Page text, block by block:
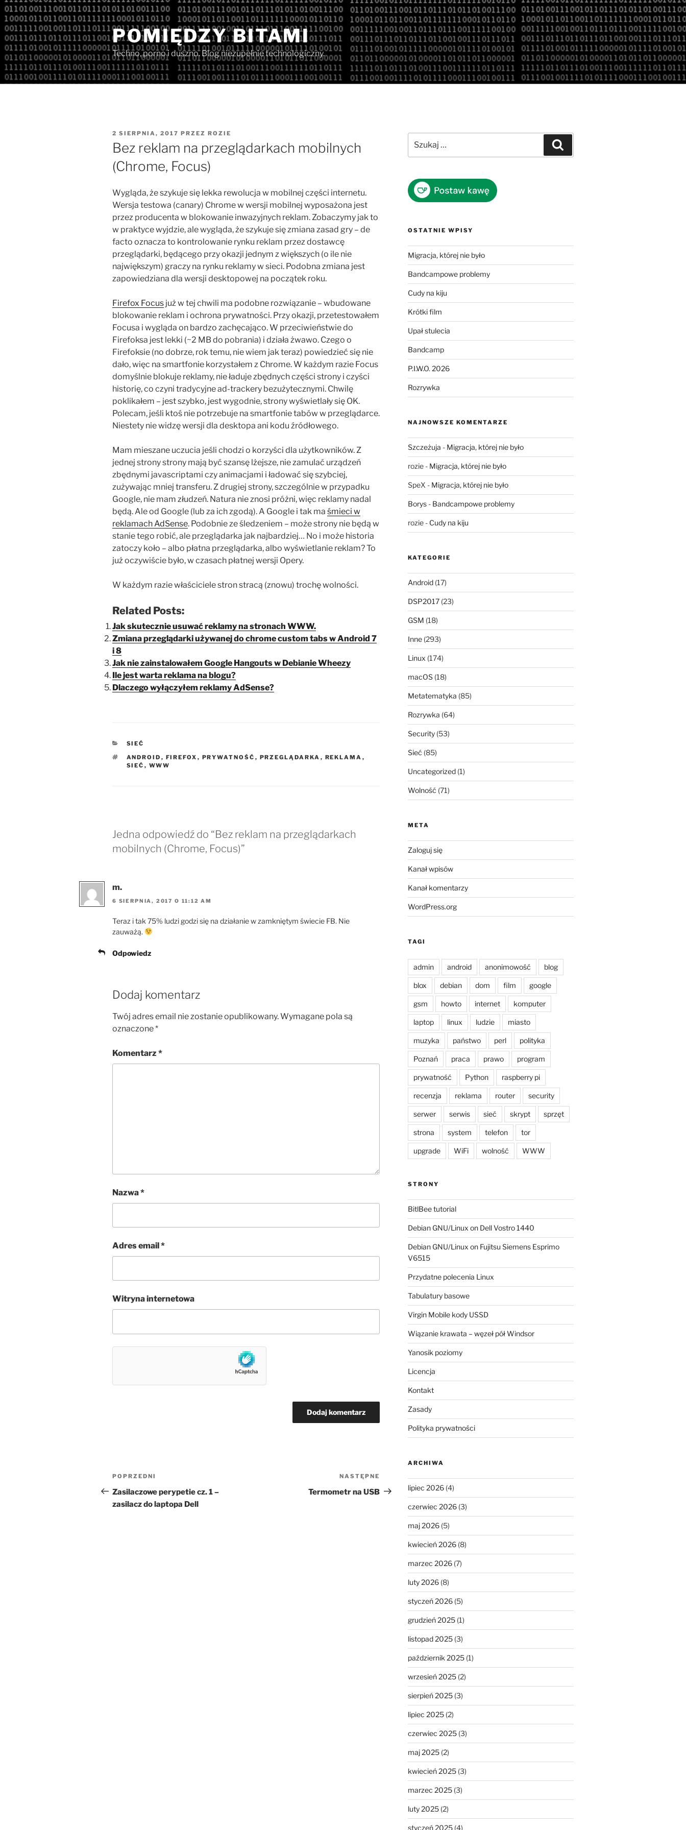
Przejdź
do
treści
POMIĘDZY BITAMI
Techno, porno i duszno. Blog niezupełnie technologiczny.
OPUBLIKOWANE
W
2 SIERPNIA, 2017 PRZEZ ROZIE
Bez reklam na przeglądarkach mobilnych
(Chrome, Focus)
Wygląda, że szykuje się lekka rewolucja w mobilnej części internetu.
Wersja testowa (canary) Chrome w wersji mobilnej wyposażona jest
przez producenta w blokowanie inwazyjnych reklam. Zobaczymy jak to
w praktyce wyjdzie, ale wygląda, że szykuje się zmiana zasad gry – de
facto oznacza to kontrolowanie rynku reklam przez dostawcę
przeglądarki, będącego przy okazji jednym z większych (o ile nie
największym) graczy na rynku reklamy w sieci. Podobna zmiana jest
zapowiedziana dla wersji desktopowej na początek roku.
Firefox Focus już w tej chwili ma podobne rozwiązanie – wbudowane
blokowanie reklam i ochrona prywatności. Przy okazji, przetestowałem
Focusa i wygląda on bardzo zachęcająco. W przeciwieństwie do
Firefoksa jest lekki (~2 MB do pobrania) i działa żwawo. Czego o
Firefoksie (no dobrze, rok temu, nie wiem jak teraz) powiedzieć się nie
dało, więc na smartfonie korzystałem z Chrome. W każdym razie Focus
domyślnie blokuje reklamy, nie ładuje zbędnych części strony i czyści
historię, co czyni tradycyjne ad-trackery bezużytecznymi. Chwilę
poklikałem – jest szybko, jest wygodnie, strony wyświetlały się OK.
Polecam, jeśli ktoś nie potrzebuje na smartfonie tabów w przeglądarce.
Niestety nie widzę wersji dla desktopa ani kodu źródłowego.
Mam mieszane uczucia jeśli chodzi o korzyści dla użytkowników. Z
jednej strony strony mają być szansę lżejsze, nie zamulać urządzeń
zbędnymi javascriptami czy animacjami i ładować się szybciej,
zużywając mniej transferu. Z drugiej strony, szczególnie w przypadku
Google, nie mam złudzeń. Natura nie znosi próżni, więc reklamy nadal
będą. Ale od Google (lub za ich zgodą). A Google i tak ma śmieci w
reklamach AdSense. Podobnie ze śledzeniem – może strony nie będą w
stanie tego robić, ale przeglądarka jak najbardziej… No i może historia
zatoczy koło – albo płatna przeglądarka, albo wyświetlanie reklam? To
już oczywiście było, w czasach płatnej wersji Opery.
W każdym razie właściciele stron stracą (znowu) trochę wolności.
Related Posts:
Jak skutecznie usuwać reklamy na stronach WWW.
Zmiana przeglądarki używanej do chrome custom tabs w Android 7
i 8
Jak nie zainstalowałem Google Hangouts w Debianie Wheezy
Ile jest warta reklama na blogu?
Dlaczego wyłączyłem reklamy AdSense?
KATEGORIE
SIEĆ
TAGI
ANDROID , FIREFOX , PRYWATNOŚĆ , PRZEGLĄDARKA , REKLAMA ,
SIEĆ , WWW
Jedna odpowiedź do “Bez reklam na przeglądarkach
mobilnych (Chrome, Focus)”
m.
6 SIERPNIA, 2017 O 11:12 AM
Teraz i tak 75% ludzi godzi się na działanie w zamkniętym świecie FB. Nie
zauważą.
Odpowiedz
Dodaj komentarz
Twój adres email nie zostanie opublikowany.Wymagane pola są
oznaczone*
Komentarz *
Nazwa*
Adres email*
Witryna internetowa
Nawigacja
wpisu
Poprzedni
wpis
POPRZEDNI
Zasilaczowe perypetie cz. 1 –
zasilacz do laptopa Dell
Następny
wpis
NASTĘPNE
Termometr na USB
OSTATNIE WPISY
Migracja, której nie było
Bandcampowe problemy
Cudy na kiju
Krótki film
Upał stulecia
Bandcamp
P.I.W.O. 2026
Rozrywka
NAJNOWSZE KOMENTARZE
Szczeżuja - Migracja, której nie było
rozie- Migracja, której nie było
SpeX - Migracja, której nie było
Borys- Bandcampowe problemy
rozie- Cudy na kiju
KATEGORIE
Android(17)
DSP2017(23)
GSM (18)
Inne(293)
Linux (174)
macOS(18)
Metatematyka (85)
Rozrywka (64)
Security(53)
Sieć (85)
Uncategorized(1)
Wolność (71)
META
Zaloguj się
Kanał wpisów
Kanał komentarzy
WordPress.org
TAGI
admin android anonimowość blog
blox debian dom film google
gsm howto internet komputer
laptop linux ludzie miasto
muzyka państwo perl polityka
Poznań praca prawo program
prywatność Python raspberry pi
recenzja reklama router security
serwer serwis sieć skrypt sprzęt
strona system telefon tor
upgrade WiFi wolność WWW
STRONY
BitlBee tutorial
Debian GNU/Linux on Dell Vostro 1440
Debian GNU/Linux on Fujitsu Siemens Esprimo
V6515
Przydatne polecenia Linux
Tabulatury basowe
Virgin Mobile kody USSD
Wiązanie krawata – węzeł pół Windsor
Yanosik poziomy
Licencja
Kontakt
Zasady
Polityka prywatności
ARCHIWA
lipiec 2026(4)
czerwiec 2026(3)
maj 2026(5)
kwiecień 2026(8)
marzec 2026(7)
luty 2026(8)
styczeń 2026(5)
grudzień 2025(1)
listopad 2025(3)
październik 2025(1)
wrzesień 2025(2)
sierpień 2025(3)
lipiec 2025(2)
czerwiec 2025(3)
maj 2025(2)
kwiecień 2025(3)
marzec 2025(3)
luty 2025(2)
styczeń 2025(4)